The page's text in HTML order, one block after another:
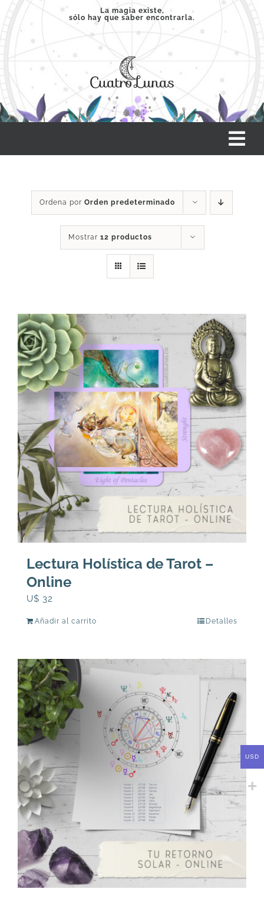
Saltar
contenido
La magia existe,
sólo hay que saber encontrarla.
SERVICIOS
PRODUCTOS
ARTÍCULOS
CONTACTO
Carrito
Ordena por Orden predeterminado
Mostrar 12 productos
Lectura Holística de Tarot –
Online
U$ 32
Añadir al carrito Detalles
USD